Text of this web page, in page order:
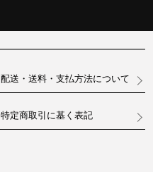
配送・送料・支払方法について
特定商取引に基く表記